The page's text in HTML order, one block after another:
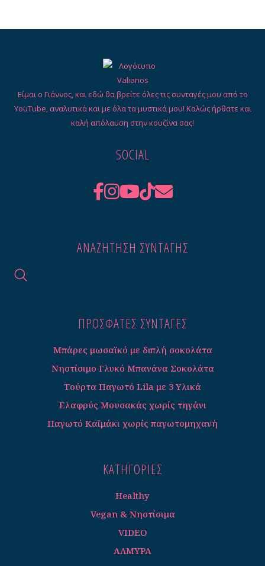
Είμαι ο Γιάννος, και εδώ θα βρείτε όλες τις συνταγές μου από το
YouTube, αναλυτικά και με όλα τα μυστικά μου! Καλώς ήρθατε και
καλή απόλαυση στην κουζίνα σας!
SOCIAL
ΑΝΑΖΉΤΗΣΗ ΣΥΝΤΑΓΉΣ
ΠΡΟΣΦΑΤΕΣ ΣΥΝΤΑΓΈΣ
Μπάρες μωσαϊκό με διπλή σοκολάτα
Νηστίσιμο Γλυκό Μπανάνα Σοκολάτα
Τούρτα Παγωτό Lila με 3 Υλικά
Ελαφρύς Μουσακάς χωρίς τηγάνι
Παγωτό Καϊμάκι χωρίς παγωτομηχανή
ΚΑΤΗΓΟΡΊΕΣ
Healthy
Vegan & Νηστίσιμα
VIDEO
ΑΛΜΥΡΑ